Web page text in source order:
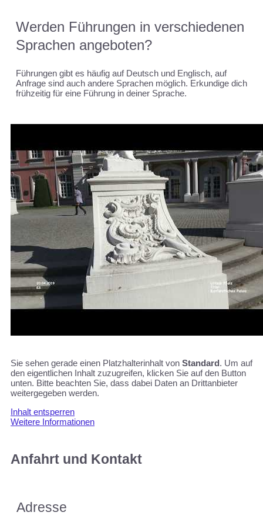
Werden Führungen in verschiedenen
Sprachen angeboten?
Führungen gibt es häufig auf Deutsch und Englisch, auf
Anfrage sind auch andere Sprachen möglich. Erkundige dich
frühzeitig für eine Führung in deiner Sprache.
Sie sehen gerade einen Platzhalterinhalt von Standard. Um auf
den eigentlichen Inhalt zuzugreifen, klicken Sie auf den Button
unten. Bitte beachten Sie, dass dabei Daten an Drittanbieter
weitergegeben werden.
Inhalt entsperren
Weitere Informationen
Anfahrt und Kontakt
Adresse